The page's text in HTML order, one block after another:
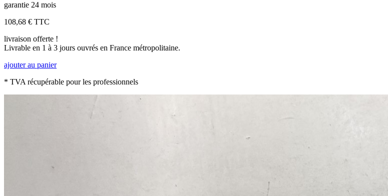
garantie 24 mois
108,68 € TTC
livraison offerte !
Livrable en 1 à 3 jours ouvrés en France métropolitaine.
ajouter au panier
* TVA récupérable pour les professionnels